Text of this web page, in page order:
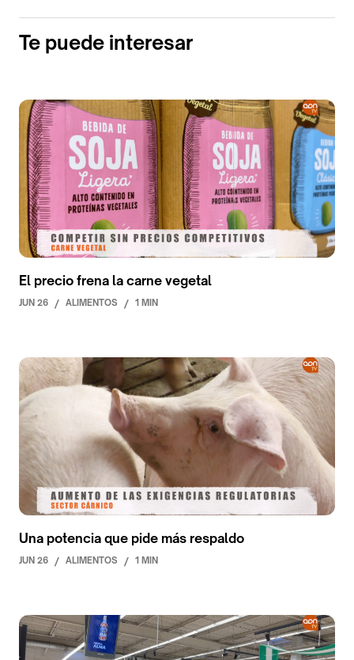
Te puede interesar
El precio frena la carne vegetal
JUN 26 / ALIMENTOS / 1 MIN
Una potencia que pide más respaldo
JUN 26 / ALIMENTOS / 1 MIN